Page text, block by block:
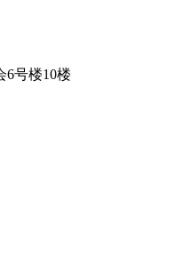
6号楼10楼